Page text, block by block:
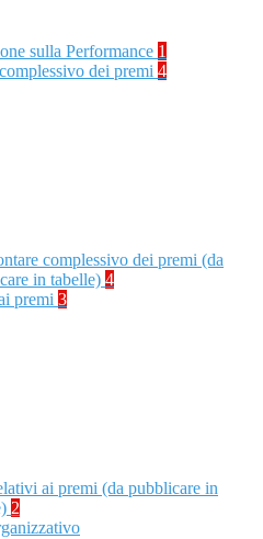
sulla Performance 1
dei premi 4
complessivo dei premi (da
in tabelle) 4
premi 3
ai premi (da pubblicare in
2